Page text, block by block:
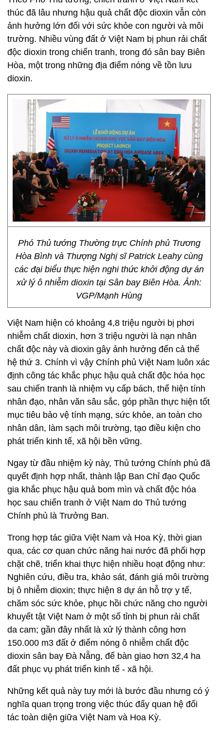
thúc đã lâu nhưng hậu quả chất độc dioxin vẫn còn
ảnh hưởng lớn đối với sức khỏe con người và môi
trường. Nhiều vùng đất ở Việt Nam bị phun rải chất
độc dioxin trong chiến tranh, trong đó sân bay Biên
Hòa, một trong những địa điểm nóng về tồn lưu
dioxin.
Phó Thủ tướng Thường trực Chính phủ Trương
Hòa Bình và Thượng Nghị sĩ Patrick Leahy cùng
các đại biểu thực hiện nghi thức khởi động dự án
xử lý ô nhiễm dioxin tại Sân bay Biên Hòa. Ảnh:
VGP/Mạnh Hùng
Việt Nam hiện có khoảng 4,8 triệu người bị phơi
nhiễm chất dioxin, hơn 3 triệu người là nạn nhân
chất độc này và dioxin gây ảnh hưởng đến cả thế
hệ thứ 3. Chính vì vậy Chính phủ Việt Nam luôn xác
định công tác khắc phục hậu quả chất độc hóa học
sau chiến tranh là nhiệm vụ cấp bách, thể hiện tính
nhân đạo, nhân văn sâu sắc, góp phần thực hiện tốt
mục tiêu bảo vệ tính mạng, sức khỏe, an toàn cho
nhân dân, làm sạch môi trường, tạo điều kiện cho
phát triển kinh tế, xã hội bền vững.
Ngay từ đầu nhiệm kỳ này, Thủ tướng Chính phủ đã
quyết định hợp nhất, thành lập Ban Chỉ đạo Quốc
gia khắc phục hậu quả bom mìn và chất độc hóa
học sau chiến tranh ở Việt Nam do Thủ tướng
Chính phủ là Trưởng Ban.
Trong hợp tác giữa Việt Nam và Hoa Kỳ, thời gian
qua, các cơ quan chức năng hai nước đã phối hợp
chặt chẽ, triển khai thực hiện nhiều hoạt động như:
Nghiên cứu, điều tra, khảo sát, đánh giá môi trường
bị ô nhiễm dioxin; thực hiện 8 dự án hỗ trợ y tế,
chăm sóc sức khỏe, phục hồi chức năng cho người
khuyết tật Việt Nam ở một số tỉnh bị phun rải chất
da cam; gần đây nhất là xử lý thành công hơn
150.000 m3 đất ở điểm nóng ô nhiễm chất độc
dioxin sân bay Đà Nẵng, để bàn giao hơn 32,4 ha
đất phục vụ phát triển kinh tế - xã hội.
Những kết quả này tuy mới là bước đầu nhưng có ý
nghĩa quan trọng trong việc thúc đẩy quan hệ đối
tác toàn diện giữa Việt Nam và Hoa Kỳ.